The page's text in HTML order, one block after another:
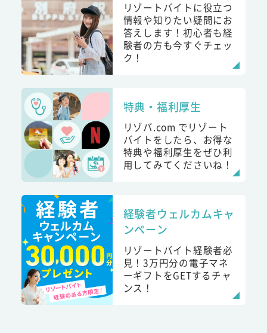
リゾートバイトに役立つ
情報や知りたい疑問にお
答えします！初心者も経
験者の方も今すぐチェッ
ク！
特典・福利厚生
リゾバ.com でリゾート
バイトをしたら、お得な
特典や福利厚生をぜひ利
用してみてくださいね！
経験者ウェルカムキャ
ンペーン
リゾートバイト経験者必
見！3万円分の電子マネ
ーギフトをGETするチャ
ンス！